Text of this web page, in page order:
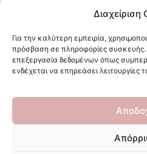
Διαχείριση
Για την καλύτερη εμπειρία,
πρόσβαση σε πληροφορίες συσκευής.
επεξεργασία δεδομένων όπως
ενδέχεται να επηρεάσει λειτουργίες
Ακολουθήστε μας